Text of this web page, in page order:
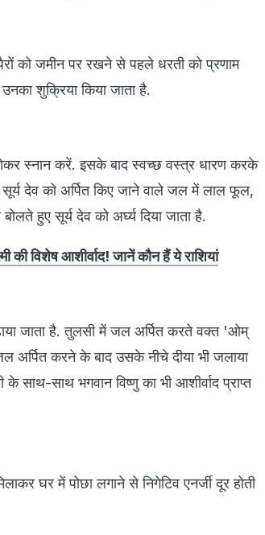
को जमीन पर रखने से पहले धरती को प्रणाम
शुक्रिया किया जाता है.
स्नान करें. इसके बाद स्वच्छ वस्त्र धारण करके
देव को अर्पित किए जाने वाले जल में लाल फूल,
हुए सूर्य देव को अर्घ्य दिया जाता है.
की विशेष आशीर्वाद! जानें कौन हैं ये राशियां
जाता है. तुलसी में जल अर्पित करते वक्त 'ओम्
अर्पित करने के बाद उसके नीचे दीया भी जलाया
के साथ-साथ भगवान विष्णु का भी आशीर्वाद प्राप्त
घर में पोछा लगाने से निगेटिव एनर्जी दूर होती